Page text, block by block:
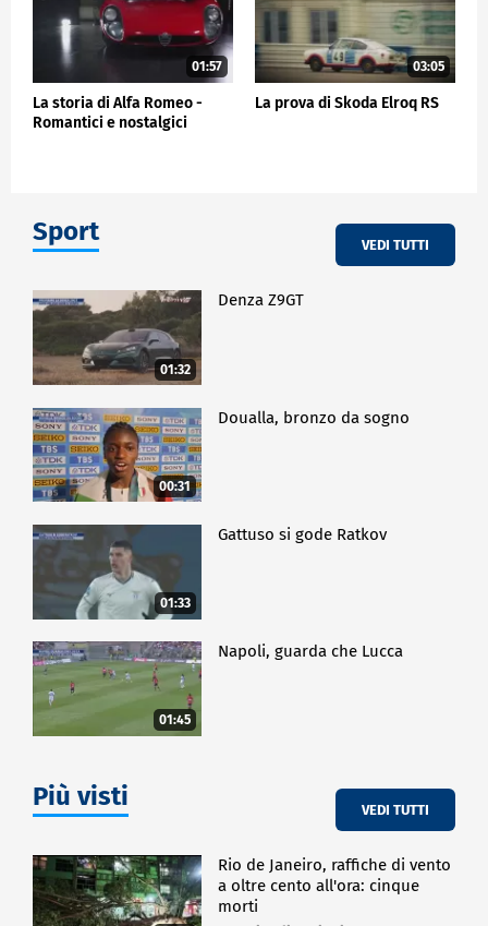
01:57
La storia di Alfa Romeo -
Romantici e nostalgici
03:05
La prova di Skoda Elroq RS
Sport VEDI TUTTI
01:32
Denza Z9GT
00:31
Doualla, bronzo da sogno
01:33
Gattuso si gode Ratkov
01:45
Napoli, guarda che Lucca
Più visti VEDI TUTTI
Rio de Janeiro, raffiche di vento
a oltre cento all'ora: cinque
morti